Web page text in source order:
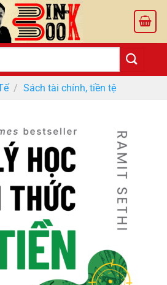
/ Sách tài chính, tiền tệ